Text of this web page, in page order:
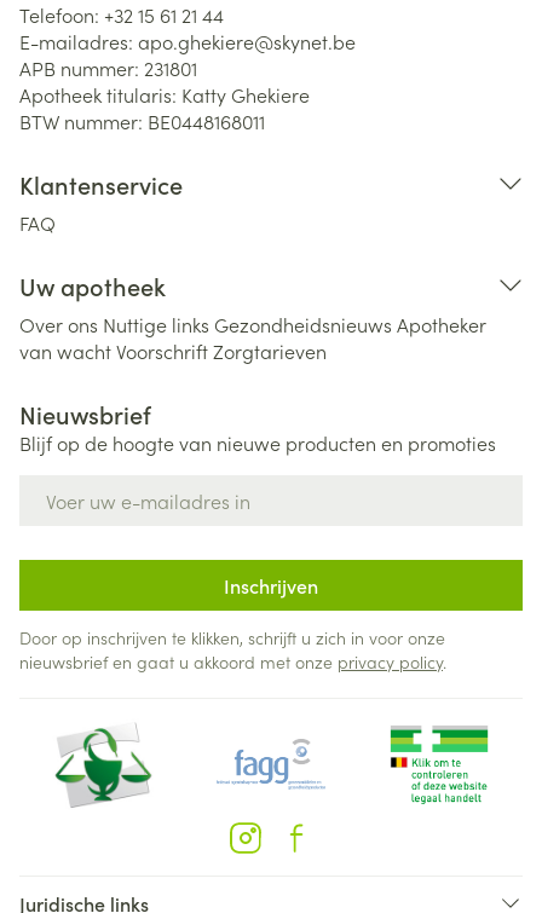
Telefoon: +32 15 61 21 44
E-mailadres: apo.ghekiere@skynet.be
APB nummer: 231801
Apotheek titularis: Katty Ghekiere
BTW nummer: BE0448168011
Klantenservice
FAQ
Uw apotheek
Over ons Nuttige links Gezondheidsnieuws Apotheker
van wachtVoorschriftZorgtarieven
Nieuwsbrief
Blijf op de hoogte van nieuwe producten en promoties
Inschrijven
Door op inschrijven te klikken, schrijft u zich in voor onze
nieuwsbrief en gaat u akkoord met onze privacy policy.
Juridische links